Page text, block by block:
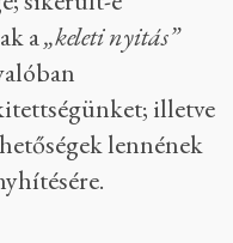
a„keleti nyitás”
illetve
lennének